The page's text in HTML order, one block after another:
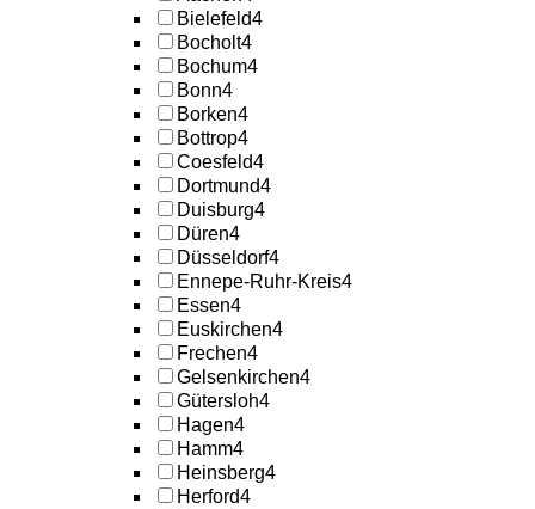
Bielefeld4
Bocholt4
Bochum4
Bonn4
Borken4
Bottrop4
Coesfeld4
Dortmund4
Duisburg4
Düren4
Düsseldorf4
Ennepe-Ruhr-Kreis4
Essen4
Euskirchen4
Frechen4
Gelsenkirchen4
Gütersloh4
Hagen4
Hamm4
Heinsberg4
Herford4